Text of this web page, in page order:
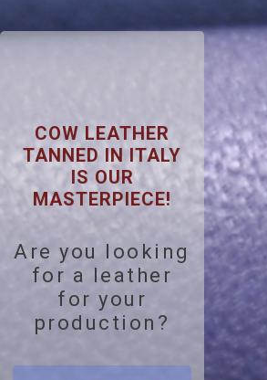
COW LEATHER
TANNED IN ITALY
IS OUR
MASTERPIECE!
Are you looking
for a leather
for your
production?